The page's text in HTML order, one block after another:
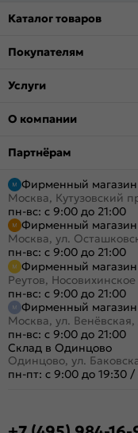
Каталог товаров
Покупателям
Услуги
О компании
Партнёрам
Фирменный магазин
Москва, Кутузовский
пн-вс: с 9:00 до 21:00
Фирменный
Москва, ул.
пн-вс: с 9:00 до 21:00
Фирменный
Реутов,
пн-вс: с 9:00 до 21:00
Фирменный магазин
Москва, ул. Венёвская,
пн-вс: с 9:00 до 21:00
Склад в Одинцово
Одинцово, ул.
пн-пт: с 9:00 до 19:30 /